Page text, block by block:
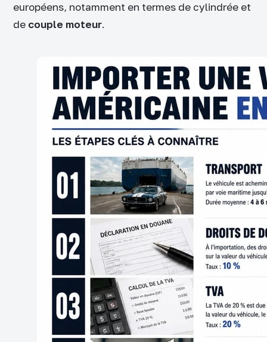
européens, notamment en termes de cylindrée et
de couple moteur.